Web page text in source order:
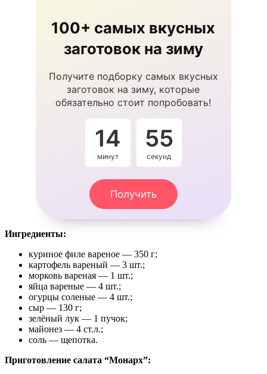
100+ самых вкусных
заготовок на зиму
Получите подборку самых вкусных
заготовок на зиму, которые
обязательно стоит попробовать!
14
минут
54
секунды
Получить
Ингредиенты:
куриное филе вареное — 350 г;
картофель вареный — 3 шт.;
морковь вареная — 1 шт.;
яйца вареные — 4 шт.;
огурцы соленые — 4 шт.;
сыр — 130 г;
зелёный лук — 1 пучок;
майонез — 4 ст.л.;
соль — щепотка.
Приготовление салата “Монарх”: